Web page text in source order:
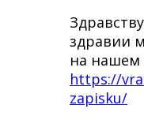
здравии
на нашем
https://
zapisku/